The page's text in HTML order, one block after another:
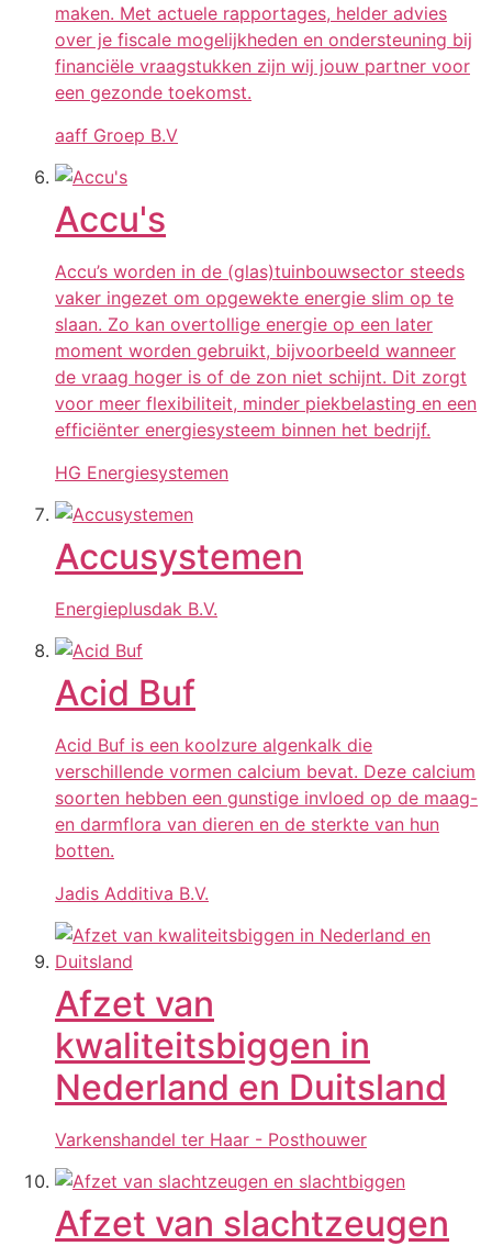
maken. Met actuele rapportages, helder advies
over je fiscale mogelijkheden en ondersteuning bij
financiële vraagstukken zijn wij jouw partner voor
een gezonde toekomst.
aaff Groep B.V
Accu's
Accu’s worden in de (glas)tuinbouwsector steeds
vaker ingezet om opgewekte energie slim op te
slaan. Zo kan overtollige energie op een later
moment worden gebruikt, bijvoorbeeld wanneer
de vraag hoger is of de zon niet schijnt. Dit zorgt
voor meer flexibiliteit, minder piekbelasting en een
efficiënter energiesysteem binnen het bedrijf.
HG Energiesystemen
Accusystemen
Energieplusdak B.V.
Acid Buf
Acid Buf is een koolzure algenkalk die
verschillende vormen calcium bevat. Deze calcium
soorten hebben een gunstige invloed op de maag-
en darmflora van dieren en de sterkte van hun
botten.
Jadis Additiva B.V.
Afzet van
kwaliteitsbiggen in
Nederland en Duitsland
Varkenshandel ter Haar - Posthouwer
Afzet van slachtzeugen